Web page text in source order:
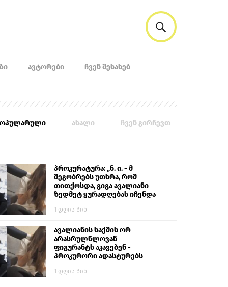
ᲐᲕᲢᲝᲠᲔᲑᲘ ᲩᲕᲔᲜ ᲨᲔᲡᲐᲮᲔᲑ
ახალი ჩვენ გირჩევთ
პროკურატურა: „ნ. ი. - მ
მეგობრებს უთხრა, რომ
თითქოსდა, გიგა ავალიანი
ზედმეტ ყურადღებას იჩენდა
ალექსანდრე გაბაშვილი
გიგა ავალიანს“
1 დღის წინ
ავალიანის საქმის ორ
არასრულწლოვან
ფიგურანტს აკავებენ -
პროკურორი ადასტურებს
1 დღის წინ